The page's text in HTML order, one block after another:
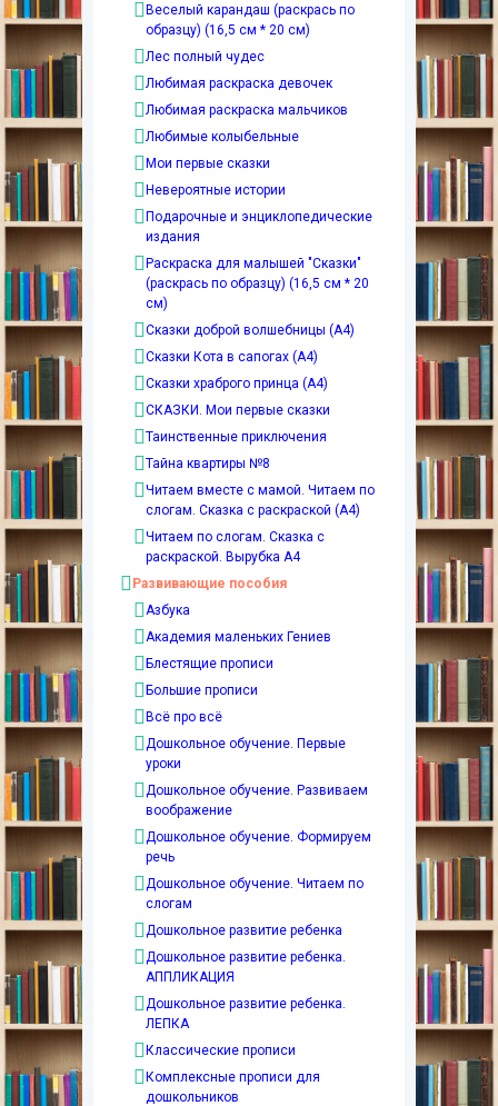
Веселый карандаш (раскрась по
образцу) (16,5 см * 20 см)
Лес полный чудес
Любимая раскраска девочек
Любимая раскраска мальчиков
Любимые колыбельные
Мои первые сказки
Невероятные истории
Подарочные и энциклопедические
издания
Раскраска для малышей "Сказки"
(раскрась по образцу) (16,5 см * 20
см)
Сказки доброй волшебницы (А4)
Сказки Кота в сапогах (А4)
Сказки храброго принца (А4)
СКАЗКИ. Мои первые сказки
Таинственные приключения
Тайна квартиры №8
Читаем вместе с мамой. Читаем по
слогам. Сказка с раскраской (А4)
Читаем по слогам. Сказка с
раскраской. Вырубка А4
Развивающие пособия
Азбука
Академия маленьких Гениев
Блестящие прописи
Большие прописи
Всё про всё
Дошкольное обучение. Первые
уроки
Дошкольное обучение. Развиваем
воображение
Дошкольное обучение. Формируем
речь
Дошкольное обучение. Читаем по
слогам
Дошкольное развитие ребенка
Дошкольное развитие ребенка.
АППЛИКАЦИЯ
Дошкольное развитие ребенка.
ЛЕПКА
Классические прописи
Комплексные прописи для
дошкольников